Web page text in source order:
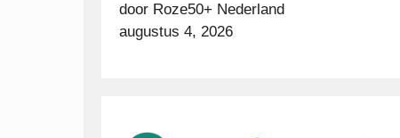
door Roze50+ Nederland
augustus 4, 2026